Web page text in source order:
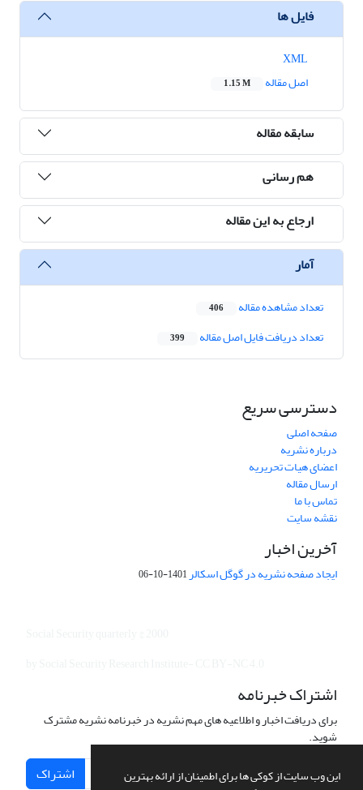
این وب سایت از کوکی ها برای اطمینان از ارائه بهترین
فایل ها
اصل مقاله
1.15 M
سابقه مقاله
هم رسانی
ارجاع به این مقاله
آمار
تعداد مشاهده مقاله 406
تعداد دریافت فایل اصل مقاله 399
دسترسی سریع
صفحه اصلی
درباره نشریه
اعضای هیات تحریریه
ارسال مقاله
تماس با ما
نقشه سایت
آخرین اخبار
ایجاد صفحه نشریه در گوگل اسکالر1401-10-06
اشتراک خبرنامه
برای دریافت اخبار و اطلاعیه های مهم نشریه در خبرنامه نشریه مشترک
شوید.
اشتراک